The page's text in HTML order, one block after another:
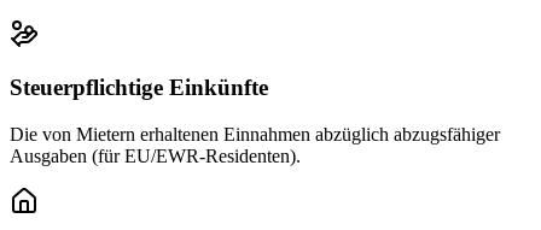
Steuerpflichtige Einkünfte
Die von Mietern erhaltenen Einnahmen abzüglich abzugsfähiger
Ausgaben (für EU/EWR-Residenten).